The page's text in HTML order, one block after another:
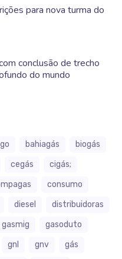
para nova turma do
conclusão de trecho
do mundo
bahiagás
biogás
cegás
cigás;
consumo
diesel
distribuidoras
gasmig
gasoduto
gnl gnv
gás